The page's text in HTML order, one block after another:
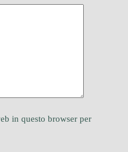
in questo browser per